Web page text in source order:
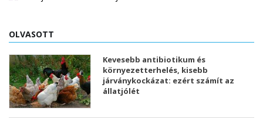
OLVASOTT
Kevesebb antibiotikum és
környezetterhelés, kisebb
járványkockázat: ezért számít az
állatjólét